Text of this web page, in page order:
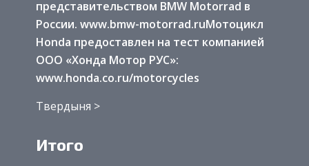
представительством BMW Motorrad в
России. www.bmw-motorrad.ruМотоцикл
Honda предоставлен на тест компанией
ООО «Хонда Мотор РУС»:
www.honda.co.ru/motorcycles
Твердыня >
Итого